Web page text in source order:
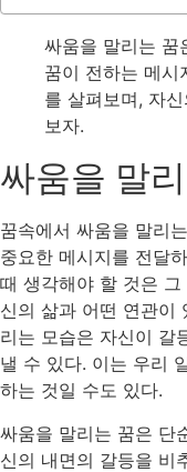
싸움을 말리는 꿈
꿈이 전하는 메시
를 살펴보며, 자
보자.
싸움을 말
꿈속에서 싸움을 말리
중요한 메시지를 전달
때 생각해야 할 것은
신의 삶과 어떤 연관이
리는 모습은 자신이 갈
낼 수 있다. 이는 우리
하는 것일 수도 있다.
싸움을 말리는 꿈은 단
신의 내면의 갈등을 비